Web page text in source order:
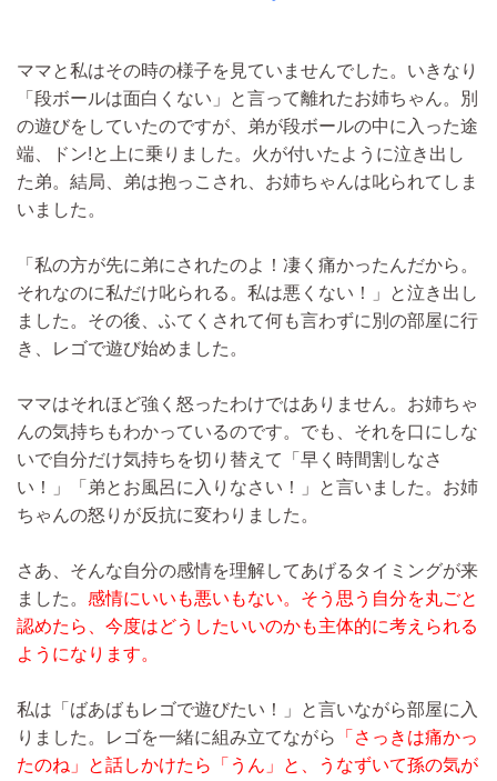
ママと私はその時の様子を見ていませんでした。いきなり
「段ボールは面白くない」と言って離れたお姉ちゃん。別
の遊びをしていたのですが、弟が段ボールの中に入った途
端、ドン!と上に乗りました。火が付いたように泣き出し
た弟。結局、弟は抱っこされ、お姉ちゃんは叱られてしま
いました。
「私の方が先に弟にされたのよ！凄く痛かったんだから。
それなのに私だけ叱られる。私は悪くない！」と泣き出し
ました。その後、ふてくされて何も言わずに別の部屋に行
き、レゴで遊び始めました。
ママはそれほど強く怒ったわけではありません。お姉ちゃ
んの気持ちもわかっているのです。でも、それを口にしな
いで自分だけ気持ちを切り替えて「早く時間割しなさ
い！」「弟とお風呂に入りなさい！」と言いました。お姉
ちゃんの怒りが反抗に変わりました。
さあ、そんな自分の感情を理解してあげるタイミングが来
ました。 感情にいいも悪いもない。そう思う自分を丸ごと
認めたら、今度はどうしたいいのかも主体的に考えられる
ようになります。
私は「ばあばもレゴで遊びたい！」と言いながら部屋に入
りました。レゴを一緒に組み立てながら
「さっきは痛かっ
たのね」と話しかけたら「うん」と、うなずいて孫の気が